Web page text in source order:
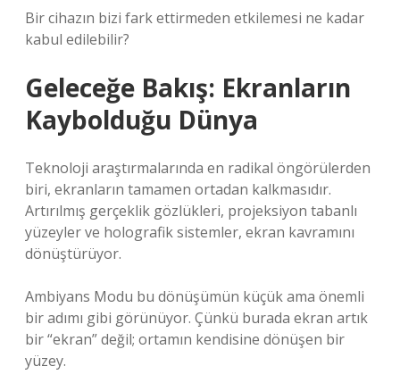
Bir cihazın bizi fark ettirmeden etkilemesi ne kadar
kabul edilebilir?
Geleceğe Bakış: Ekranların
Kaybolduğu Dünya
Teknoloji araştırmalarında en radikal öngörülerden
biri, ekranların tamamen ortadan kalkmasıdır.
Artırılmış gerçeklik gözlükleri, projeksiyon tabanlı
yüzeyler ve holografik sistemler, ekran kavramını
dönüştürüyor.
Ambiyans Modu bu dönüşümün küçük ama önemli
bir adımı gibi görünüyor. Çünkü burada ekran artık
bir “ekran” değil; ortamın kendisine dönüşen bir
yüzey.